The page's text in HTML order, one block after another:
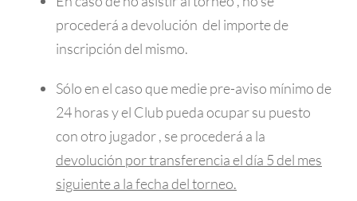
procederá a devolución del importe de
inscripción del mismo.
Sólo en el caso que medie pre-aviso mínimo de
24 horas y el Club pueda ocupar su puesto
con otro jugador , se procederá a la
devolución por transferencia el día 5 del mes
siguiente a la fecha del torneo.